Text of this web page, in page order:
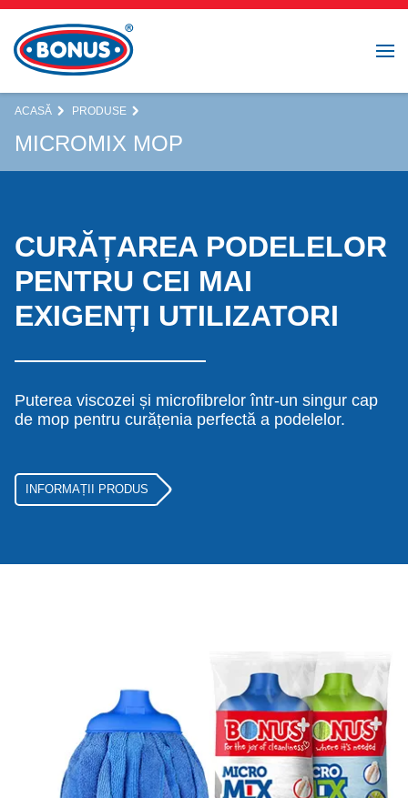
ACASĂ PRODUSE
MICROMIX MOP
CURĂȚAREA PODELELOR
PENTRU CEI MAI
EXIGENȚI UTILIZATORI
Puterea viscozei și microfibrelor într-un singur cap
de mop pentru curățenia perfectă a podelelor.
INFORMAȚII PRODUS